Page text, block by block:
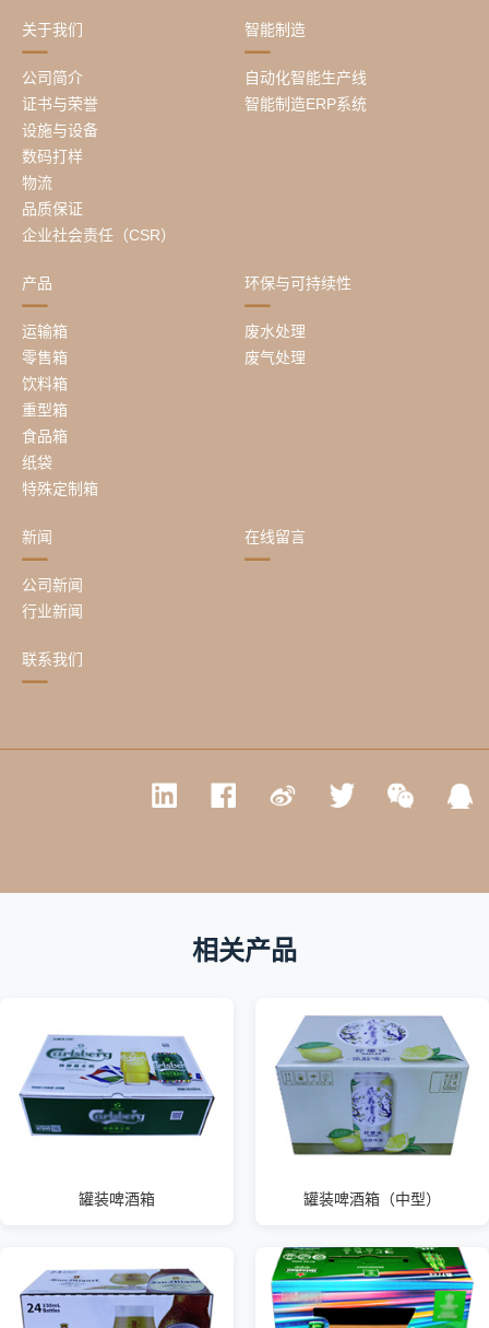
关于我们
公司简介
证书与荣誉
设施与设备
数码打样
物流
品质保证
企业社会责任（CSR）
智能制造
自动化智能生产线
智能制造ERP系统
产品
运输箱
零售箱
饮料箱
重型箱
食品箱
纸袋
特殊定制箱
环保与可持续性
废水处理
废气处理
新闻
公司新闻
行业新闻
在线留言
联系我们
相关产品
罐装啤酒箱 罐装啤酒箱（中型）